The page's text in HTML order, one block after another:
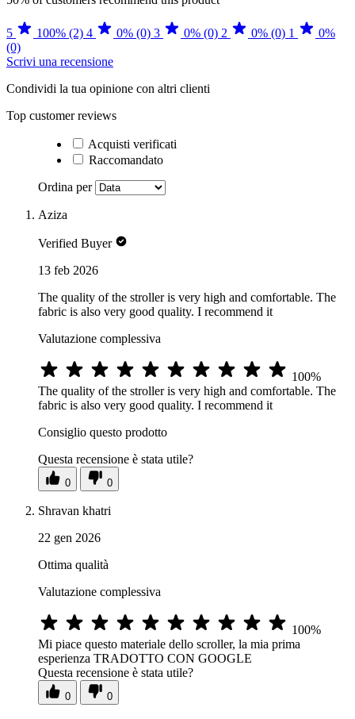
5 100% (2) 4 0% (0) 3 0% (0) 2 0% (0) 1
0%
(0)
Scrivi una recensione
Condividi la tua opinione con altri clienti
Top customer reviews
Acquisti verificati
Raccomandato
Ordina per
Aziza
Verified Buyer
13 feb 2026
The quality of the stroller is very high and comfortable. The
fabric is also very good quality. I recommend it
Valutazione complessiva
100%
The quality of the stroller is very high and comfortable. The
fabric is also very good quality. I recommend it
Consiglio questo prodotto
Questa recensione è stata utile?
0 0
Shravan khatri
22 gen 2026
Ottima qualità
Valutazione complessiva
100%
Mi piace questo materiale dello scroller, la mia prima
esperienza TRADOTTO CON GOOGLE
Questa recensione è stata utile?
0 0